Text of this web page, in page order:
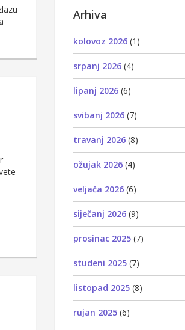
Arhiva
kolovoz 2026 (1)
srpanj 2026 (4)
lipanj 2026 (6)
svibanj 2026 (7)
travanj 2026 (8)
ožujak 2026 (4)
veljača 2026 (6)
siječanj 2026 (9)
prosinac 2025 (7)
studeni 2025 (7)
listopad 2025 (8)
rujan 2025 (6)